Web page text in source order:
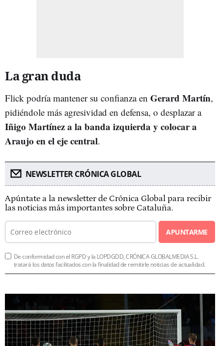
La gran duda
Flick podría mantener su confianza en Gerard Martín,
pidiéndole más agresividad en defensa, o desplazar a
Iñigo Martínez a la banda izquierda y colocar a
Araujo en el eje central.
NEWSLETTER CRÓNICA GLOBAL
Apúntate a la newsletter de Crónica Global para recibir
las noticias más importantes sobre Cataluña.
APUNTARME
De conformidad con el RGPD y la LOPDGDD, CRÓNICA GLOBALMEDIA S.L.
tratará los datos facilitados con la finalidad de remitirle noticias de actualidad.